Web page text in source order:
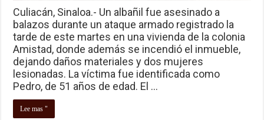
Culiacán, Sinaloa.- Un albañil fue asesinado a
balazos durante un ataque armado registrado la
tarde de este martes en una vivienda de la colonia
Amistad, donde además se incendió el inmueble,
dejando daños materiales y dos mujeres
lesionadas. La víctima fue identificada como
Pedro, de 51 años de edad. El …
Lee mas "